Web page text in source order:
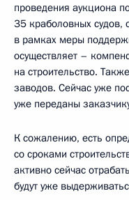
проведения аукциона
35 краболовных судов,
в рамках меры
осуществляет –
на строительство.
заводов. Сейчас уже
уже переданы
К сожалению, есть
со сроками
активно сейчас
будут уже